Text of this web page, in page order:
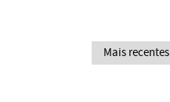
Mais recentes